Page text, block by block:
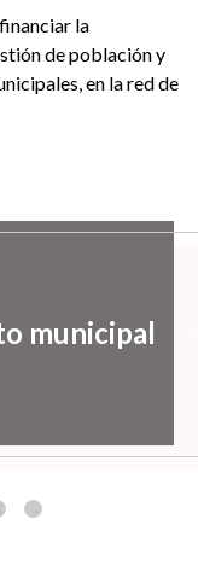
la
de población y
en la red de
municipal